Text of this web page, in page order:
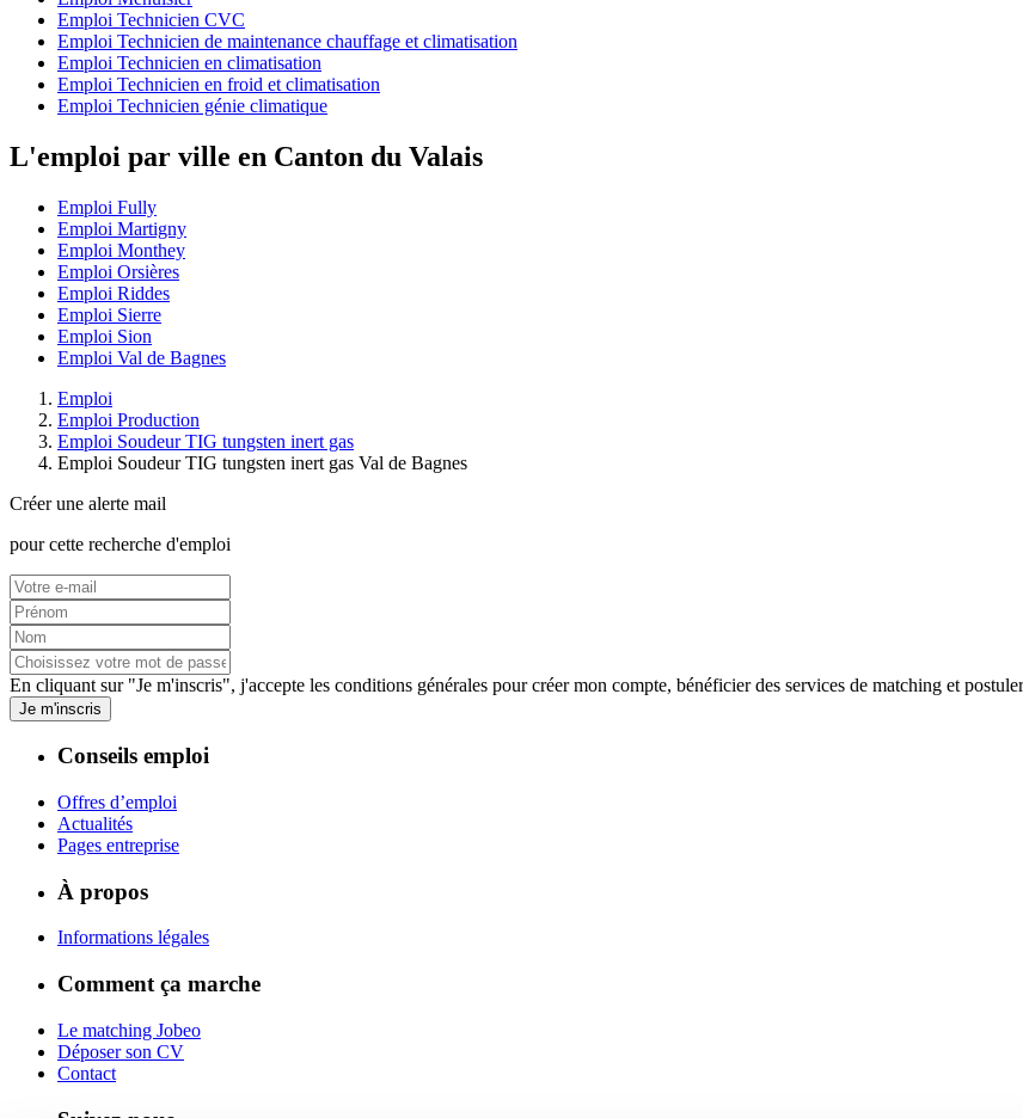
Emploi Technicien CVC
Emploi Technicien de maintenance chauffage et climatisation
Emploi Technicien en climatisation
Emploi Technicien en froid et climatisation
Emploi Technicien génie climatique
L'emploi par ville en Canton du Valais
Emploi Fully
Emploi Martigny
Emploi Monthey
Emploi Orsières
Emploi Riddes
Emploi Sierre
Emploi Sion
Emploi Val de Bagnes
Emploi
Emploi Production
Emploi Soudeur TIG tungsten inert gas
Emploi Soudeur TIG tungsten inert gas Val de Bagnes
Créer une alerte mail
pour cette recherche d'emploi
En cliquant sur "Je m'inscris", j'accepte les conditions générales pour créer mon compte, bénéficier des services de matching et
Je m'inscris
Conseils emploi
Offres d’emploi
Actualités
Pages entreprise
À propos
Informations légales
Comment ça marche
Le matching Jobeo
Déposer son CV
Contact